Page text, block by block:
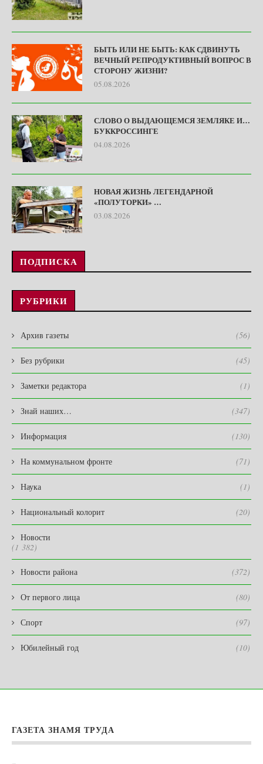
БЫТЬ ИЛИ НЕ БЫТЬ: КАК СДВИНУТЬ
ВЕЧНЫЙ РЕПРОДУКТИВНЫЙ ВОПРОС В
СТОРОНУ ЖИЗНИ?
05.08.2026
СЛОВО О ВЫДАЮЩЕМСЯ ЗЕМЛЯКЕ И…
БУККРОССИНГЕ
04.08.2026
НОВАЯ ЖИЗНЬ ЛЕГЕНДАРНОЙ
«ПОЛУТОРКИ» …
03.08.2026
ПОДПИСКА
РУБРИКИ
Архив газеты (56)
Без рубрики (45)
Заметки редактора (1)
Знай наших… (347)
Информация (130)
На коммунальном фронте (71)
Наука (1)
Национальный колорит (20)
Новости
(1 382)
Новости района (372)
От первого лица (80)
Спорт (97)
Юбилейный год (10)
ГАЗЕТА ЗНАМЯ ТРУДА